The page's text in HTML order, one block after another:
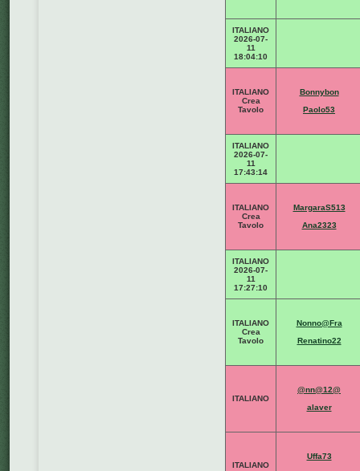
ITALIANO
2026-07-
11
18:04:10
ITALIANO
Crea
Tavolo
Bonnybon
Paolo53
ITALIANO
2026-07-
11
17:43:14
ITALIANO
Crea
Tavolo
MargaraS513
Ana2323
ITALIANO
2026-07-
11
17:27:10
ITALIANO
Crea
Tavolo
Nonno@Fra
Renatino22
ITALIANO
@nn@12@
alaver
ITALIANO
Uffa73